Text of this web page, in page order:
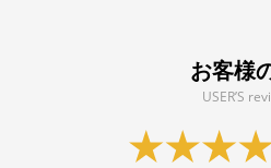
お客様
USER’S